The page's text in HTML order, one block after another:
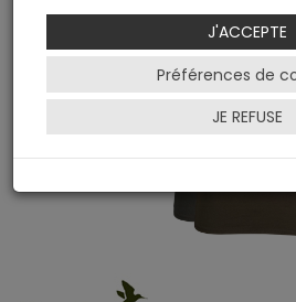
J'ACCEPTE
Préférences de
JE REFUSE